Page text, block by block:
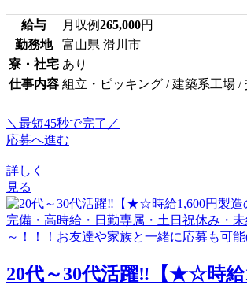
給与 月収例265,000円
勤務地
富山県 滑川市
寮・社宅 あり
仕事内容 組立・ピッキング / 建築系工場 /
＼最短45秒で完了／
応募へ進む
詳しく
見る
20代～30代活躍‼【★☆時給